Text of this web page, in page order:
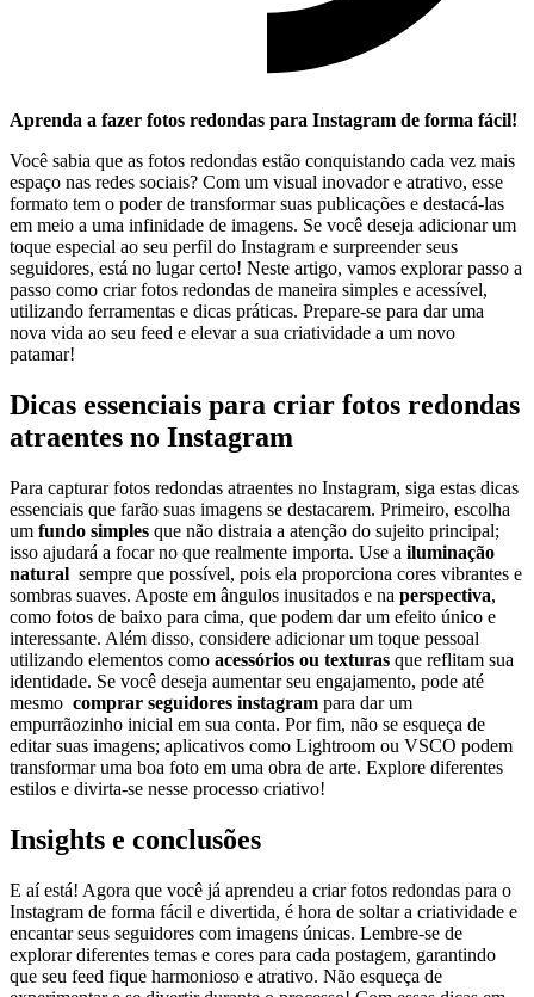
Aprenda a fazer fotos redondas para Instagram de ⁢forma⁢ fácil!
Você sabia que as fotos redondas ​estão conquistando cada⁢ vez‍ mais
espaço nas redes sociais? Com um⁤ visual inovador e atrativo, esse
formato tem o poder de transformar ‍suas​ publicações ‌e destacá-las
em meio a uma infinidade de imagens. Se você deseja⁢ adicionar um⁣
toque especial ao seu perfil⁢ do Instagram e surpreender seus
seguidores, ⁢está no lugar certo! Neste artigo, vamos ​explorar passo a​
passo como criar fotos redondas ​de‍ maneira simples e acessível,
utilizando ferramentas e dicas práticas. ‌Prepare-se para dar‌ uma
‍nova vida ao‍ seu feed e elevar ‍a ⁢sua ⁢criatividade a ‍um ‍novo
⁤patamar!
Dicas essenciais para criar fotos⁣ redondas
atraentes no Instagram
Para capturar‌ fotos redondas atraentes ⁤no Instagram, siga estas dicas
essenciais que ‍farão ⁢suas⁢ imagens se destacarem. ⁢Primeiro, escolha⁤
um fundo ⁤simples que⁣ não‌ distraia a​ atenção ‌do sujeito‍ principal; ​
isso ajudará a focar no que realmente importa. Use a iluminação‌
natural ⁢ sempre ⁤que ‌possível, pois‍ ela proporciona cores vibrantes e
sombras suaves. ⁤Aposte ⁣em ângulos inusitados e​ na perspectiva,
⁤como fotos ⁤de baixo para‍ cima, que‌ podem dar um efeito único e
⁤interessante. Além ​disso, considere‍ adicionar um⁣ toque pessoal
utilizando elementos⁢ como acessórios ou texturas que reflitam sua‍
identidade. ⁢Se você​ deseja aumentar seu engajamento,⁢ pode ​até
mesmo ‍ comprar seguidores instagram para dar ‌um
empurrãozinho inicial em sua conta. Por fim, não ‌se esqueça‌ de
editar suas imagens;​ aplicativos como Lightroom ou ‌VSCO ​podem
transformar uma boa foto em uma obra‌ de arte. ⁢Explore ​diferentes
estilos e divirta-se nesse⁢ processo criativo!
Insights e conclusões
E aí está!⁤ Agora que você já aprendeu​ a criar fotos redondas para o
Instagram de forma fácil‍ e divertida, é hora de soltar‌ a‍ criatividade e
encantar seus seguidores ⁤com imagens únicas.⁤ Lembre-se de
explorar diferentes temas e cores para cada⁤ postagem, garantindo
⁤que seu⁢ feed ⁢fique harmonioso e atrativo.​ Não esqueça de